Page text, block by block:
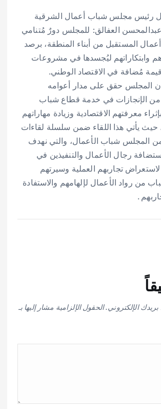
رئيس مجلس شباب أعمال الشرقية
العفالق: للمجلس دورٌ مُتنامي
المستقبل من أبناء المنطقة، برصد
وابتكاراتهم ليُجسدها في مشروعات
مُضافة في الاقتصاد الوطني.
المجلس حقق على مدار أعوامه
من الإنجازات في خدمة قطاع شباب
معرفتهم الاقتصادية وزيادة مهاراتهم
حيث يأتي هذا اللقاء ضمن سلسلة لقاءات
المجلس شباب الأعمال، والتي نهدف
رجال الأعمال والتنفيذين في
تجاربهم العملية وسيرتهم
من رواد الأعمال لإلهامهم والاستفادة
.
الإلكتروني.الحقول الإلزامية مشار إليها بـ